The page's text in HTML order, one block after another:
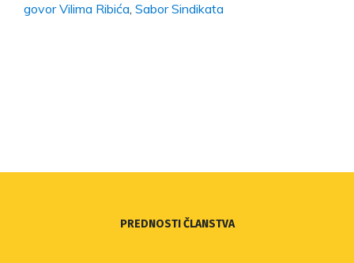
govor Vilima Ribića, Sabor Sindikata
PREDNOSTI ČLANSTVA